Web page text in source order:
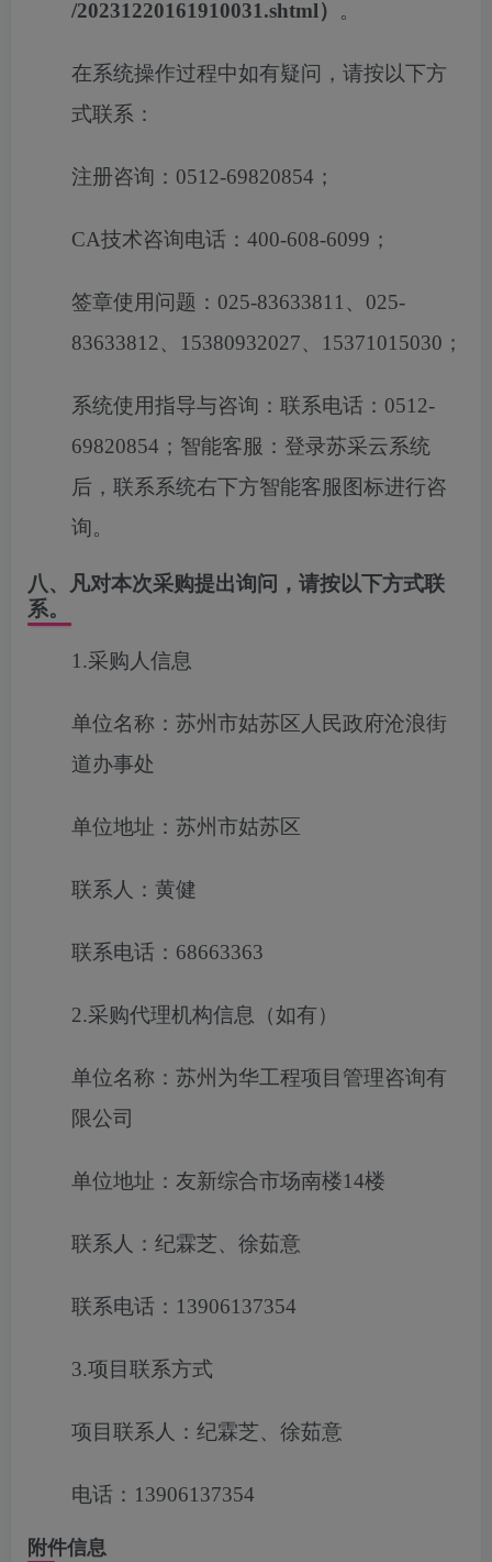
/20231220161910031.shtml） 。
在系统操作过程中如有疑问，请按以下方
式联系：
注册咨询： 0512-69820854；
CA技术咨询电话：400-608-6099；
签章使用问题： 025-83633811、025-
83633812、15380932027、15371015030；
系统使用指导与咨询：联系电话： 0512-
69820854；智能客服：登录苏采云系统
后，联系系统右下方智能客服图标进行咨
询。
八、凡对本次采购提出询问，请按以下方式联
系。
1.采购人信息
单位名称：苏州市姑苏区人民政府沧浪街
道办事处
单位地址：苏州市姑苏区
联系人：黄健
联系电话：68663363
2.采购代理机构信息（如有）
单位名称：苏州为华工程项目管理咨询有
限公司
单位地址：友新综合市场南楼14楼
联系人：纪霖芝、徐茹意
联系电话：13906137354
3.项目联系方式
项目联系人：纪霖芝、徐茹意
电话：13906137354
附件信息